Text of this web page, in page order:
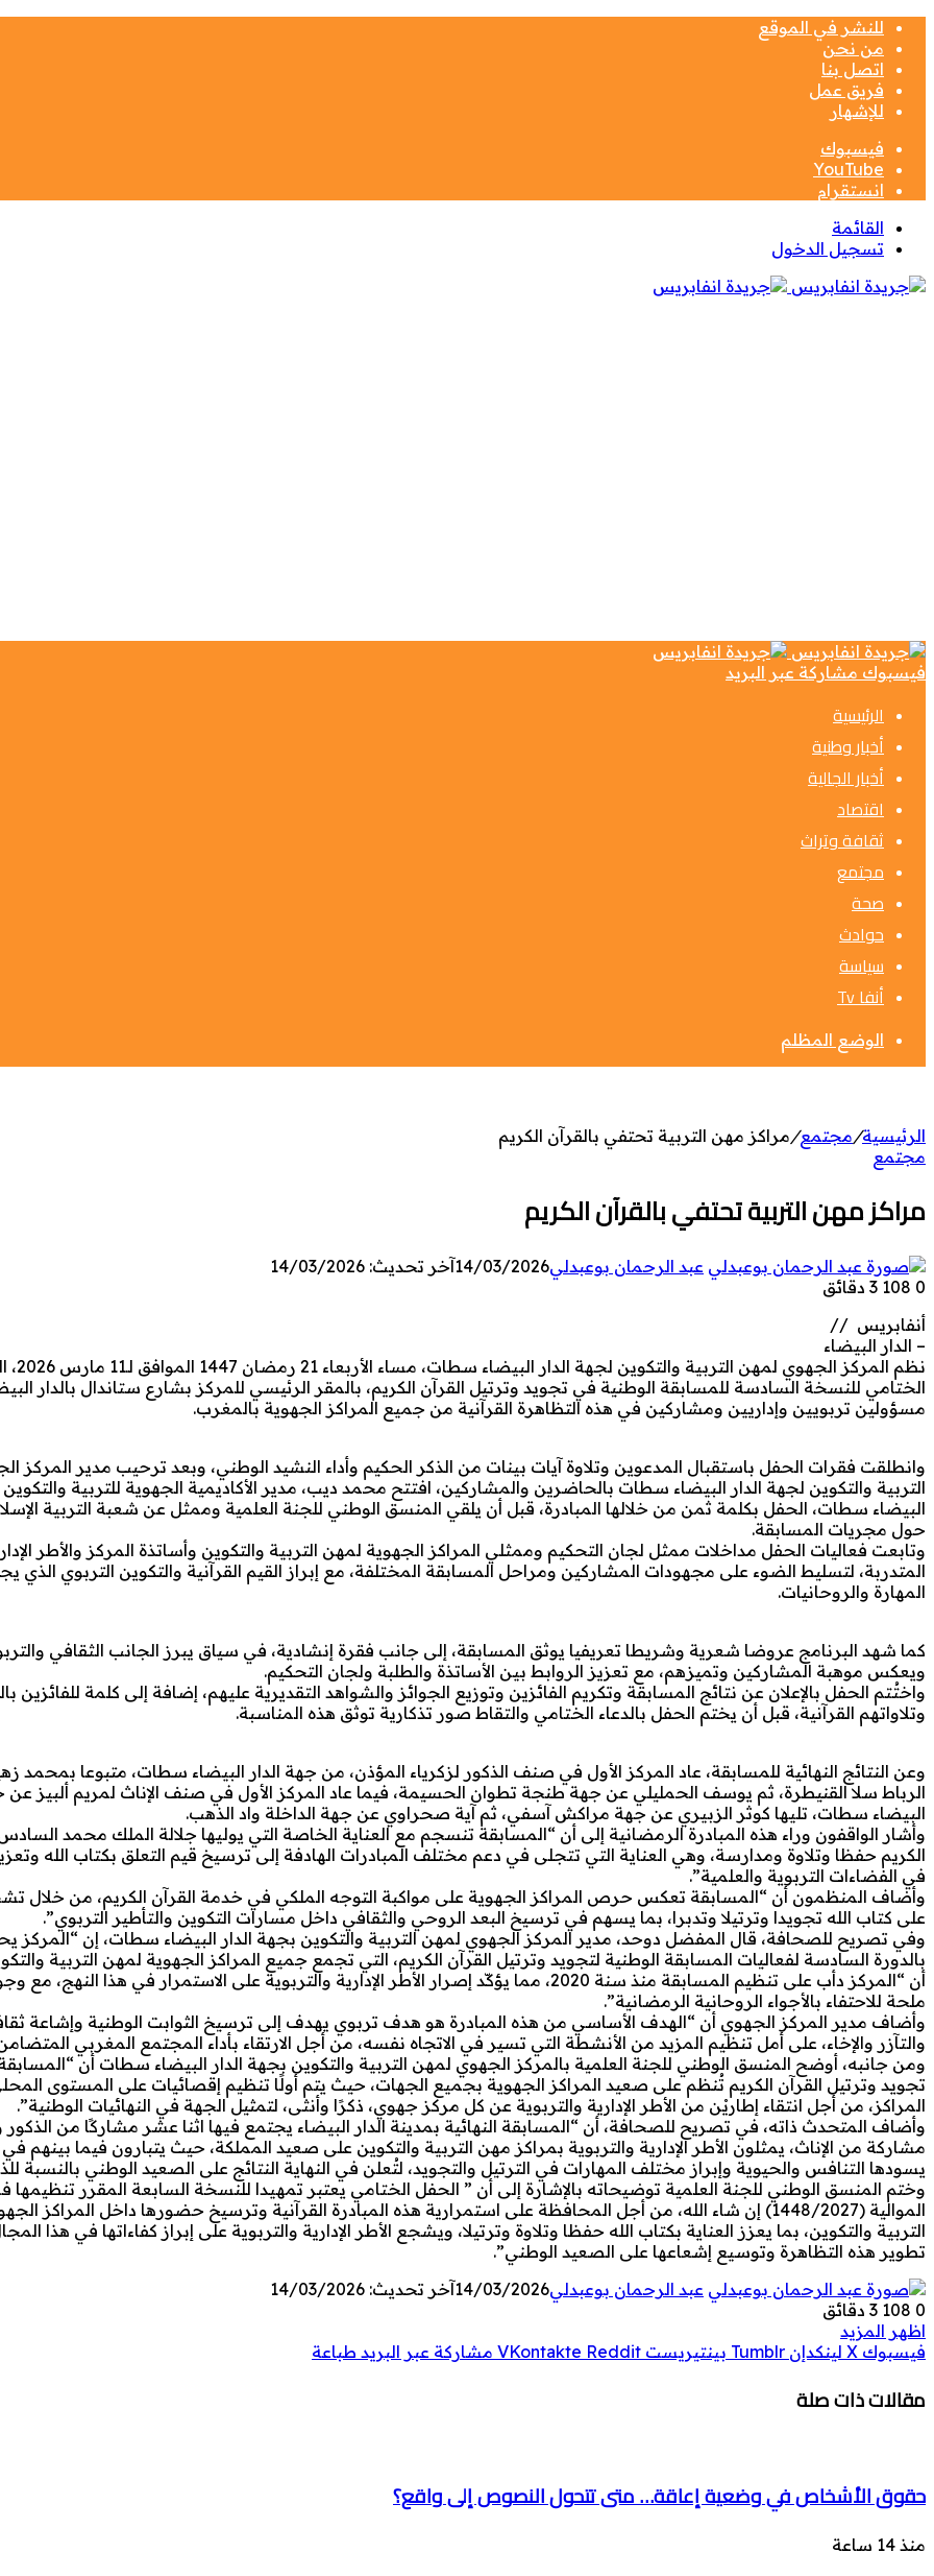
للنشر في الموقع
من نحن
اتصل بنا
فريق عمل
للإشهار
فيسبوك
‫YouTube
انستقرام
القائمة
تسجيل الدخول
فيسبوك مشاركة عبر البريد
الرئيسية
أخبار وطنية
أخبار الجالية
اقتصاد
ثقافة وتراث
مجتمع
صحة
حوادث
سياسة
أنفا Tv
الوضع المظلم
الرئيسية/مجتمع/مراكز مهن التربية تحتفي بالقرآن الكريم
مجتمع
مراكز مهن التربية تحتفي بالقرآن الكريم
عبد الرحمان بوعبدلي14/03/2026آخر تحديث: 14/03/2026
0
3 دقائق
أنفابريس //
– الدار البيضاء
نظم المركز الجهوي لمهن
الختامي للنسخة السادسة للمسابقة الوطنية في تجويد وترتيل القرآن الكريم، بالمقر الرئيسي للمركز بشارع ستاندال بالدار
مسؤولين تربويين وإداريين ومشاركين في هذه التظاهرة القرآنية من جميع المراكز الجهوية بالمغرب.
وانطلقت فقرات الحفل باستقبال المدعوين وتلاوة آيات بينات من الذكر الحكيم وأداء النشيد الوطني، وبعد ترحيب مدير المركز
التربية والتكوين لجهة الدار البيضاء سطات بالحاضرين والمشاركين، افتتح محمد ديب، مدير الأكاديمية الجهوية للتربية والتكوين
البيضاء سطات، الحفل بكلمة ثمن من خلالها المبادرة، قبل أن يلقي المنسق الوطني للجنة العلمية وممثل عن شعبة التربية
حول مجريات المسابقة.
وتابعت فعاليات الحفل مداخلات ممثل لجان التحكيم وممثلي المراكز الجهوية لمهن التربية والتكوين وأساتذة المركز والأطر
المتدربة، لتسليط الضوء على مجهودات المشاركين ومراحل المسابقة المختلفة، مع إبراز القيم القرآنية والتكوين التربوي الذي
المهارة والروحانيات.
كما شهد البرنامج عروضا شعرية وشريطا تعريفيا يوثق المسابقة، إلى جانب فقرة إنشادية، في سياق يبرز الجانب الثقافي
ويعكس موهبة المشاركين وتميزهم، مع تعزيز الروابط بين الأساتذة والطلبة ولجان التحكيم.
واختُتم الحفل بالإعلان عن نتائج المسابقة وتكريم الفائزين وتوزيع الجوائز والشواهد التقديرية عليهم، إضافة إلى كلمة للفائزين
وتلاواتهم القرآنية، قبل أن يختم الحفل بالدعاء الختامي والتقاط صور تذكارية توثق هذه المناسبة.
وعن النتائج النهائية للمسابقة، عاد المركز الأول في صنف الذكور لزكرياء المؤذن، من جهة الدار البيضاء سطات، متبوعا بمحمد
الرباط سلا القنيطرة، ثم يوسف الحمليلي عن جهة طنجة تطوان الحسيمة، فيما عاد المركز الأول في صنف الإناث لمريم ألبيز عن
البيضاء سطات، تليها كوثر الزبيري عن جهة مراكش آسفي، ثم آية صحراوي عن جهة الداخلة واد الذهب.
وأشار الواقفون وراء هذه المبادرة الرمضانية إلى أن “المسابقة تنسجم مع العناية الخاصة التي يوليها جلالة الملك محمد
الكريم حفظا وتلاوة ومدارسة، وهي العناية التي تتجلى في دعم مختلف المبادرات الهادفة إلى ترسيخ قيم التعلق بكتاب الله
في الفضاءات التربوية والعلمية”.
وأضاف المنظمون أن “المسابقة تعكس حرص المراكز الجهوية على مواكبة التوجه الملكي في خدمة القرآن الكريم، من خلال
على كتاب الله تجويدا وترتيلا وتدبرا، بما يسهم في ترسيخ البعد الروحي والثقافي داخل مسارات التكوين والتأطير التربوي”.
وفي تصريح للصحافة، قال المفضل دوحد، مدير المركز الجهوي لمهن التربية والتكوين بجهة الدار البيضاء سطات، إن “المركز
بالدورة السادسة لفعاليات المسابقة الوطنية لتجويد وترتيل القرآن الكريم، التي تجمع جميع المراكز الجهوية لمهن التربية
أن “المركز دأب على تنظيم المسابقة منذ سنة 2020، مما يؤكّد إصرار الأطر الإدارية والتربوية على الاستمرار في هذا
ملحة للاحتفاء بالأجواء الروحانية الرمضانية”.
وأضاف مدير المركز الجهوي أن “الهدف الأساسي من هذه المبادرة هو هدف تربوي يهدف إلى ترسيخ الثوابت الوطنية وإشاعة
والتآزر والإخاء، على أمل تنظيم المزيد من الأنشطة التي تسير في الاتجاه نفسه، من أجل الارتقاء بأداء المجتمع المغربي
ومن جانبه، أوضح المنسق الوطني للجنة العلمية بالمركز الجهوي لمهن التربية والتكوين بجهة الدار البيضاء سطات أن
تجويد وترتيل القرآن الكريم تُنظم على صعيد المراكز الجهوية بجميع الجهات، حيث يتم أولًا تنظيم إقصائيات على المستوى
المراكز، من أجل انتقاء إطاريْن من الأطر الإدارية والتربوية عن كل مركز جهوي، ذكرًا وأنثى، لتمثيل الجهة في النهائيات الوطنية”.
وأضاف المتحدث ذاته، في تصريح للصحافة، أن “المسابقة النهائية بمدينة الدار البيضاء يجتمع فيها اثنا عشر مشاركًا من الذكور
مشاركة من الإناث، يمثلون الأطر الإدارية والتربوية بمراكز مهن التربية والتكوين على صعيد المملكة، حيث يتبارون فيما بينهم في
يسودها التنافس والحيوية وإبراز مختلف المهارات في الترتيل والتجويد، لتُعلن في النهاية النتائج على الصعيد الوطني بالنسبة
وختم المنسق الوطني للجنة العلمية توضيحاته بالإشارة إلى أن ” الحفل الختامي يعتبر تمهيدا للنسخة السابعة المقرر تنظيمها
الموالية (1448/2027) إن شاء الله، من أجل المحافظة على استمرارية هذه المبادرة القرآنية وترسيخ حضورها داخل المراكز
التربية والتكوين، بما يعزز العناية بكتاب الله حفظا وتلاوة وترتيلا، ويشجع الأطر الإدارية والتربوية على إبراز كفاءاتها في هذا
تطوير هذه التظاهرة وتوسيع إشعاعها على الصعيد الوطني”.
عبد الرحمان بوعبدلي14/03/2026آخر تحديث: 14/03/2026
0
3 دقائق
اظهر المزيد
فيسبوك ‫X لينكدإن بينتيريست مشاركة عبر البريد طباعة
مقالات ذات صلة
حقوق الأشخاص في وضعية إعاقة… متى تتحول النصوص إلى واقع؟
منذ 14 ساعة